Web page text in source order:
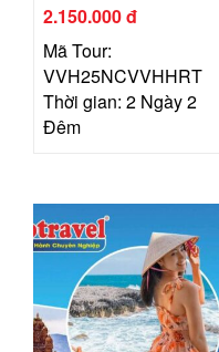
LÀNG MÔNG CỔ
2.150.000 đ
Mã Tour:
VVH25NCVVHHRT
Thời gian: 2 Ngày 2
Đêm